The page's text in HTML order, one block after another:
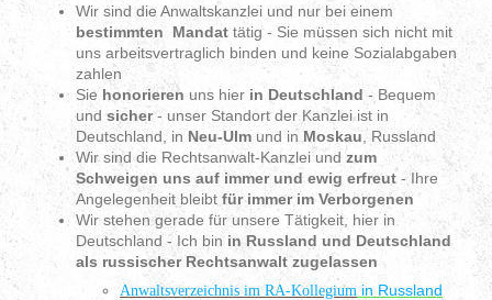
Wir sind die Anwaltskanzlei und nur bei einem
bestimmten Mandat tätig - Sie müssen sich nicht mit
uns arbeitsvertraglich binden und keine Sozialabgaben
zahlen
Sie honorieren uns hier in Deutschland - Bequem
und sicher- unser Standort der Kanzlei ist in
Deutschland, in Neu-Ulm und in Moskau , Russland
Wir sind die Rechtsanwalt-Kanzlei und zum
Schweigen uns auf immer und ewig erfreut - Ihre
Angelegenheit bleibt für immer im Verborgenen
Wir stehen gerade für unsere Tätigkeit, hier in
Deutschland - Ich bin in Russland und Deutschland
als russischer Rechtsanwalt zugelassen
Anwaltsverzeichnis im RA-Kollegium in Russland